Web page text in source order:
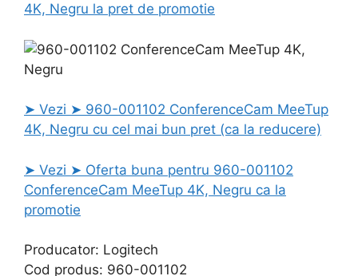
4K, Negru la pret de promotie
➤ Vezi ➤ 960-001102 ConferenceCam MeeTup
4K, Negru cu cel mai bun pret (ca la reducere)
➤ Vezi ➤ Oferta buna pentru 960-001102
ConferenceCam MeeTup 4K, Negru ca la
promotie
Producator: Logitech
Cod produs: 960-001102